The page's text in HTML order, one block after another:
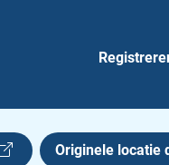
Originele locatie